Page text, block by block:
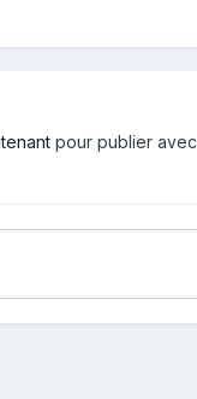
pour publier